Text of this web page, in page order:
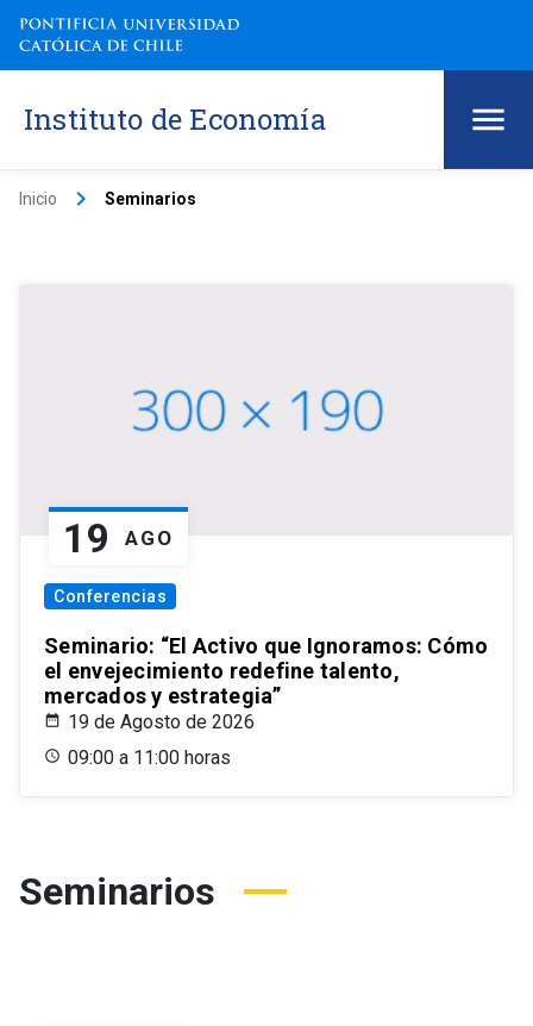
Instituto de Economía
Inicio keyboard_arrow_right Seminarios
19 AGO
Conferencias
Seminario: “El Activo que Ignoramos: Cómo
el envejecimiento redefine talento,
mercados y estrategia”
19 de Agosto de 2026
09:00 a 11:00 horas
Seminarios